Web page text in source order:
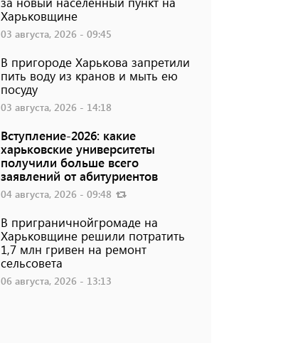
Харьковщине
03 августа, 2026 - 09:45
В пригороде Харькова запретили
пить воду из кранов и мыть ею
посуду
03 августа, 2026 - 14:18
Вступление-2026: какие
харьковские университеты
получили больше всего
заявлений от абитуриентов
04 августа, 2026 - 09:48
В приграничнойгромаде на
Харьковщине решили потратить
1,7 млн ​​гривен на ремонт
сельсовета
06 августа, 2026 - 13:13